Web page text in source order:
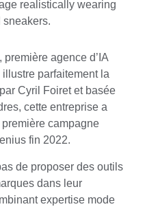
, première agence d’IA
parfaitement la
Cyril Foiret et basée
cette entreprise a
campagne
fin 2022.
de proposer des outils
dans leur
expertise mode